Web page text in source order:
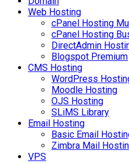
Web Hosting
cPanel Hosting
cPanel Hosting
DirectAdmin
Blogspot Premium
CMS Hosting
WordPress
Moodle Hosting
OJS Hosting
SLiMS Library
Email Hosting
Basic Email
Zimbra Mail
VPS